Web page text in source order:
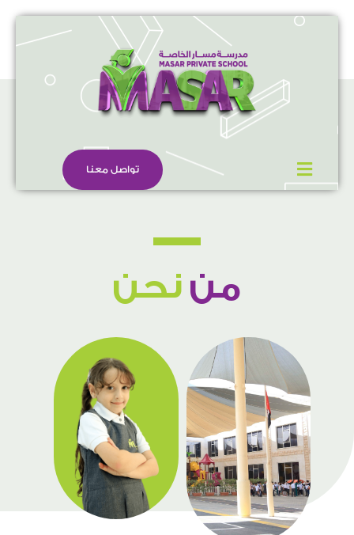
تواصل معنا
من نحن